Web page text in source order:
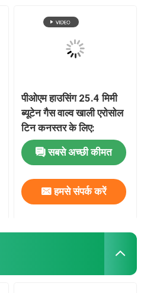
पीओएम हाउसिंग 25.4 मिमी
ब्यूटेन गैस वाल्व खाली एरोसोल
टिन कनस्तर के लिए:
सबसे अच्छी कीमत
हमसे संपर्क करें